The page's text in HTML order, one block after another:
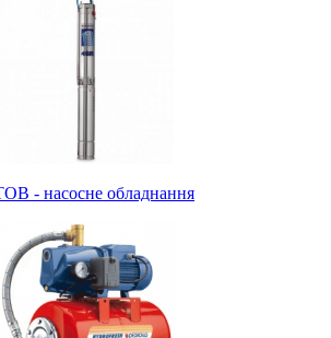
- насосне обладнання